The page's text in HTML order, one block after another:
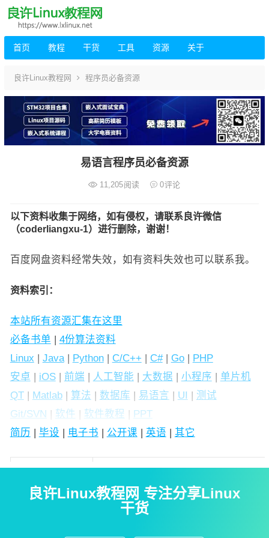
首页 教程 干货 工具 资源 关于
良许Linux教程网 程序员必备资源
易语言程序员必备资源
11,205阅读 0评论
以下资料收集于网络，如有侵权，请联系良许微信
（coderliangxu-1）进行删除，谢谢！
百度网盘资料经常失效，如有资料失效也可以联系我。
资料索引：
本站所有资源汇集在这里
必备书单 | 4份算法资料
Linux | Java| Python| C/C++ | C#| Go| PHP
安卓 | iOS| 前端 | 人工智能 | 大数据 | 小程序 | 单片机
QT| Matlab| 算法 | 数据库 | 易语言 | UI | 测试
Git/SVN | 软件 | 软件教程 | PPT
简历 | 毕设 | 电子书 | 公开课 | 英语 | 其它
易语言一切从零开
始零基础语音教程
链接:
https://pan.baidu.com/s/
提取码: x5xe
良许Linux教程网 专注分享Linux
干货